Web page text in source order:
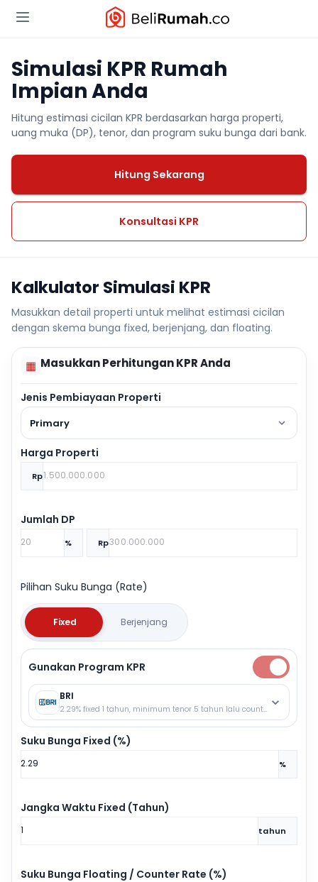
Simulasi KPR Rumah
Impian Anda
Hitung estimasi cicilan KPR berdasarkan harga properti,
uang muka (DP), tenor, dan program suku bunga dari bank.
Hitung Sekarang
Konsultasi KPR
Kalkulator Simulasi KPR
Masukkan detail properti untuk melihat estimasi cicilan
dengan skema bunga fixed, berjenjang, dan floating.
▦ Masukkan Perhitungan KPR Anda
Jenis Pembiayaan Properti
Primary
Harga Properti
Rp
Jumlah DP
% Rp
Pilihan Suku Bunga (Rate)
Fixed Berjenjang
Gunakan Program KPR
BRI
2.29% fixed 1 tahun, minimum tenor 5 tahun lalu counter rate.
Suku Bunga Fixed (%)
%
Jangka Waktu Fixed (Tahun)
tahun
Suku Bunga Floating / Counter Rate (%)